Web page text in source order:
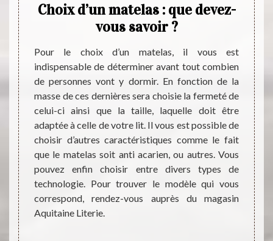
les
ne
son
vous
ci
à
Choix d’un matelas : que devez-
vous savoir ?
Pour le choix d’un matelas, il vous est
indispensable de déterminer avant tout combien
de personnes vont y dormir. En fonction de la
masse de ces dernières sera choisie la fermeté de
celui-ci ainsi que la taille, laquelle doit être
adaptée à celle de votre lit. Il vous est possible de
choisir d’autres caractéristiques comme le fait
que le matelas soit anti acarien, ou autres. Vous
pouvez enfin choisir entre divers types de
technologie. Pour trouver le modèle qui vous
correspond, rendez-vous auprès du magasin
Aquitaine Literie.
dans
vous
les
autres.